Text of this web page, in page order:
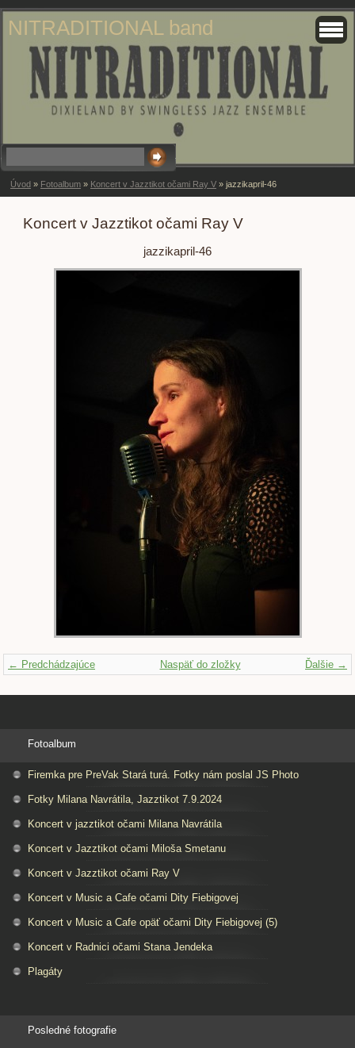
NITRADITIONAL band
Úvod » Fotoalbum » Koncert v Jazztikot očami Ray V » jazzikapril-46
Koncert v Jazztikot očami Ray V
jazzikapril-46
← Predchádzajúce Ďalšie →
Naspäť do zložky
Fotoalbum
Firemka pre PreVak Stará turá. Fotky nám poslal JS Photo
Fotky Milana Navrátila, Jazztikot 7.9.2024
Koncert v jazztikot očami Milana Navrátila
Koncert v Jazztikot očami Miloša Smetanu
Koncert v Jazztikot očami Ray V
Koncert v Music a Cafe očami Dity Fiebigovej
Koncert v Music a Cafe opäť očami Dity Fiebigovej (5)
Koncert v Radnici očami Stana Jendeka
Plagáty
Posledné fotografie